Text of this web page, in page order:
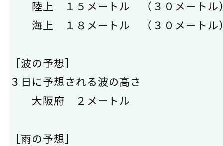
陸上 １５メートル （３０メートル
海上 １８メートル （３０メートル
［波の予想］
３日に予想される波の高さ
大阪府 ２メートル
［雨の予想］